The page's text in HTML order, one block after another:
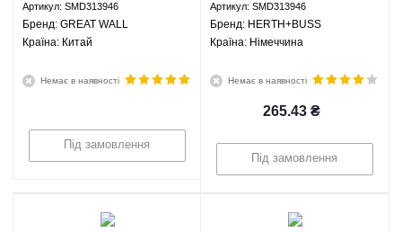
Лендмарк - SMD313946
GREAT WALL
Артикул: SMD313946
Брeнд: GREAT WALL
Країна: Китай
Немає в наявності
Під замовлення
Лендмарк - SMD313946
HERTH+BUSS JAKOPARTS
Артикул: SMD313946
Брeнд: HERTH+BUSS
JAKOPARTS
Країна: Німеччина
Немає в наявності
265.43 ₴
Під замовлення